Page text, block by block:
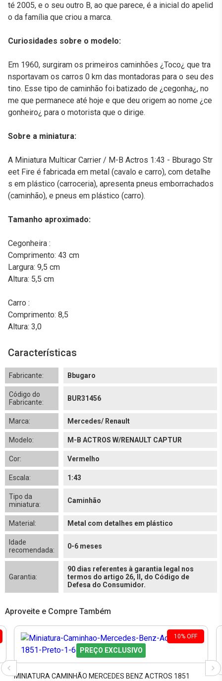
té 2005, e o seu outro B, ao que parece, é a inicial do apelid
o da família que criou a marca.
Curiosidades sobre o modelo:
Em 1960, surgiram os primeiros caminhões ¿Toco¿ que tra
nsportavam os carros 0 km das montadoras para o seu des
tino. Esse tipo de caminhão foi batizado de ¿cegonha¿, no
me que permanece até hoje e que deu origem ao nome ¿ce
gonheiro¿ para o motorista que o dirige.
Sobre a miniatura:
A Miniatura Multicar Carrier / M-B Actros 1:43 - Bburago Str
eet Fire é fabricada em metal (cavalo e carro), com detalhe
s em plástico (carroceria), apresenta pneus emborrachados
(caminhão), e pneus em plástico (carro).
Tamanho aproximado:
Cegonheira :
Comprimento: 43 cm
Largura: 9,5 cm
Altura: 5,5 cm
Carro :
Comprimento: 8,5
Altura: 3,0
Características
Fabricante: Bbugaro
Código do
Fabricante:
BUR31456
Marca: Mercedes/ Renault
Modelo: M-B ACTROS W/RENAULT CAPTUR
Cor: Vermelho
Escala: 1:43
Tipo da
miniatura:
Caminhão
Material: Metal com detalhes em plástico
Idade
recomendada:
0-6 meses
Garantia:
90 dias referentes à garantia legal nos
termos do artigo 26, II, do Código de
Defesa do Consumidor.
Aproveite e Compre Também
10% OFF
PREÇO EXCLUSIVO
MINIATURA CAMINHÃO MERCEDES BENZ ACTROS 1851